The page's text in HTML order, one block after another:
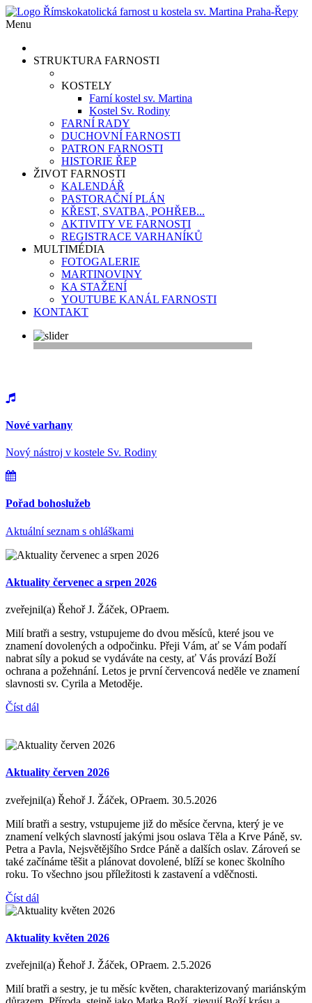
Menu
STRUKTURA FARNOSTI
KOSTELY
Farní kostel sv. Martina
Kostel Sv. Rodiny
FARNÍ RADY
DUCHOVNÍ FARNOSTI
PATRON FARNOSTI
HISTORIE ŘEP
ŽIVOT FARNOSTI
KALENDÁŘ
PASTORAČNÍ PLÁN
KŘEST, SVATBA, POHŘEB...
AKTIVITY VE FARNOSTI
REGISTRACE VARHANÍKŮ
MULTIMÉDIA
FOTOGALERIE
MARTINOVINY
KA STAŽENÍ
YOUTUBE KANÁL FARNOSTI
KONTAKT
Nové varhany
Nový nástroj v kostele Sv. Rodiny
Pořad bohoslužeb
Aktuální seznam s ohláškami
Aktuality červenec a srpen 2026
zveřejnil(a) Řehoř J. Žáček, OPraem.
Milí bratři a sestry, vstupujeme do dvou měsíců, které jsou ve
znamení dovolených a odpočinku. Přeji Vám, ať se Vám podaří
nabrat síly a pokud se vydáváte na cesty, ať Vás provází Boží
ochrana a požehnání. Letos je první červencová neděle ve znamení
slavnosti sv. Cyrila a Metoděje.
Číst dál
Aktuality červen 2026
zveřejnil(a) Řehoř J. Žáček, OPraem. 30.5.2026
Milí bratři a sestry, vstupujeme již do měsíce června, který je ve
znamení velkých slavností jakými jsou oslava Těla a Krve Páně, sv.
Petra a Pavla, Nejsvětějšího Srdce Páně a dalších oslav. Zároveń se
také začínáme těšit a plánovat dovolené, blíží se konec školního
roku. To všechno jsou příležitosti k zastavení a vděčnosti.
Číst dál
Aktuality květen 2026
zveřejnil(a) Řehoř J. Žáček, OPraem. 2.5.2026
Milí bratři a sestry, je tu měsíc květen, charakterizovaný mariánským